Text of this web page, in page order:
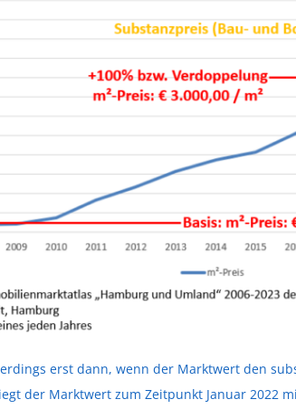
erst dann, wenn der Marktwert den
der Marktwert zum Zeitpunkt Januar 2022